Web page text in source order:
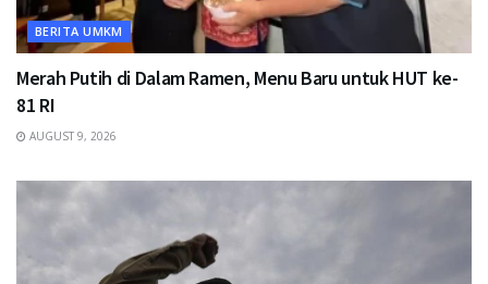
BERITA UMKM
Merah Putih di Dalam Ramen, Menu Baru untuk HUT ke-
81 RI
AUGUST 9, 2026